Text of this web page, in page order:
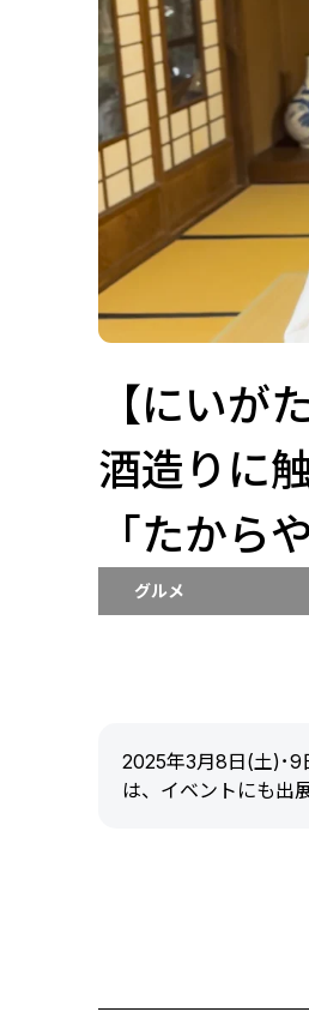
【にいが
酒造りに
「たから
グルメ
2025年3月8日(土)･9
は、イベントにも出